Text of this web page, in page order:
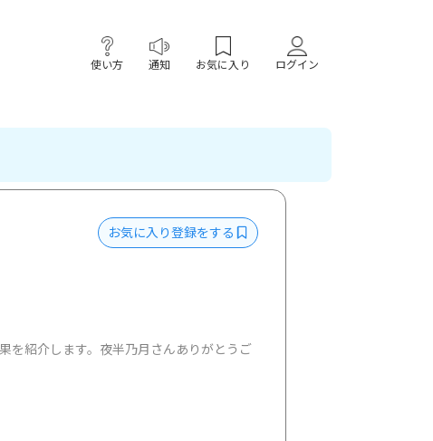
使い方 通知 お気に入り ログイン
お気に入り登録をする
を紹介します。夜半乃月さんありがとうご